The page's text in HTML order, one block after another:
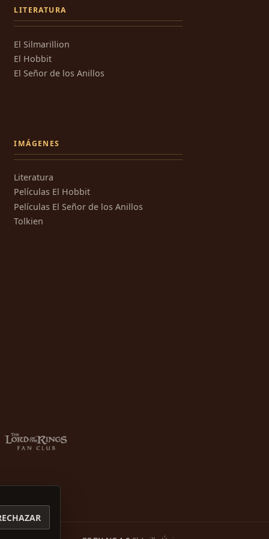
LITERATURA
El Silmarillion
El Hobbit
El Señor de los Anillos
IMÁGENES
Literatura
Películas El Hobbit
Películas El Señor de los Anillos
Tolkien